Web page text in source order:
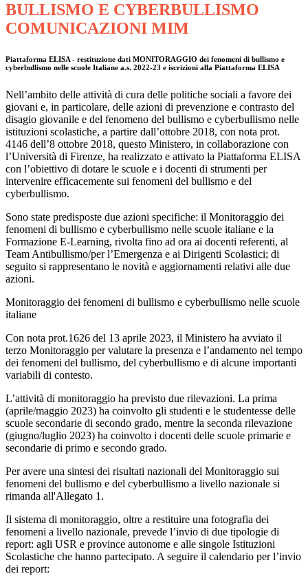
BULLISMO E CYBERBULLISMO
COMUNICAZIONI MIM
Piattaforma ELISA - restituzione dati MONITORAGGIO dei fenomeni di bullismo e
cyberbullismo nelle scuole Italiane a.s. 2022-23 e iscrizioni alla Piattaforma ELISA
Nell’ambito delle attività di cura delle politiche sociali a favore dei
giovani e, in particolare, delle azioni di prevenzione e contrasto del
disagio giovanile e del fenomeno del bullismo e cyberbullismo nelle
istituzioni scolastiche, a partire dall’ottobre 2018, con nota prot.
4146 dell’8 ottobre 2018, questo Ministero, in collaborazione con
l’Università di Firenze, ha realizzato e attivato la Piattaforma ELISA
con l’obiettivo di dotare le scuole e i docenti di strumenti per
intervenire efficacemente sui fenomeni del bullismo e del
cyberbullismo.
Sono state predisposte due azioni specifiche: il Monitoraggio dei
fenomeni di bullismo e cyberbullismo nelle scuole italiane e la
Formazione E-Learning, rivolta fino ad ora ai docenti referenti, al
Team Antibullismo/per l’Emergenza e ai Dirigenti Scolastici; di
seguito si rappresentano le novità e aggiornamenti relativi alle due
azioni.
Monitoraggio dei fenomeni di bullismo e cyberbullismo nelle scuole
italiane
Con nota prot.1626 del 13 aprile 2023, il Ministero ha avviato il
terzo Monitoraggio per valutare la presenza e l’andamento nel tempo
dei fenomeni del bullismo, del cyberbullismo e di alcune importanti
variabili di contesto.
L’attività di monitoraggio ha previsto due rilevazioni. La prima
(aprile/maggio 2023) ha coinvolto gli studenti e le studentesse delle
scuole secondarie di secondo grado, mentre la seconda rilevazione
(giugno/luglio 2023) ha coinvolto i docenti delle scuole primarie e
secondarie di primo e secondo grado.
Per avere una sintesi dei risultati nazionali del Monitoraggio sui
fenomeni del bullismo e del cyberbullismo a livello nazionale si
rimanda all'Allegato 1 .
Il sistema di monitoraggio, oltre a restituire una fotografia dei
fenomeni a livello nazionale, prevede l’invio di due tipologie di
report: agli USR e province autonome e alle singole Istituzioni
Scolastiche che hanno partecipato. A seguire il calendario per l’invio
dei report: